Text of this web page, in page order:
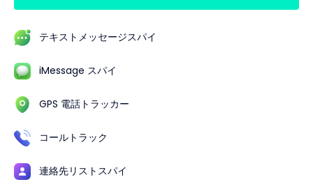
テキストメッセージスパイ
iMessage スパイ
GPS 電話トラッカー
コールトラック
連絡先リストスパイ